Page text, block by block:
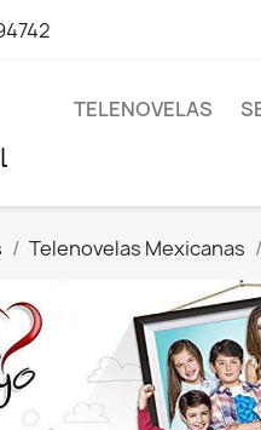
TELENOVELAS
Telenovelas Mexicanas